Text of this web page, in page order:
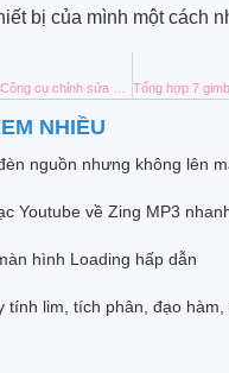
bị của mình một cách
NHIỀU
nguồn nhưng không lên
Youtube về Zing MP3
hình Loading hấp dẫn
tính lim, tích phân, đạo